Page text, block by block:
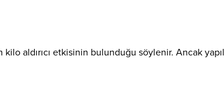
aldırıcı etkisinin bulunduğu söylenir. Ancak